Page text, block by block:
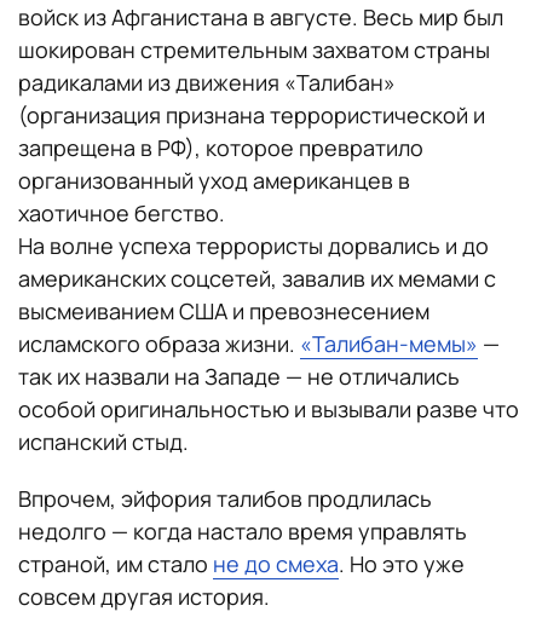
войск из Афганистана в августе. Весь мир был
шокирован стремительным захватом страны
радикалами из движения «Талибан»
(организация признана террористической и
запрещена в РФ), которое превратило
организованный уход американцев в
хаотичное бегство.
На волне успеха террористы дорвались и до
американских соцсетей, завалив их мемами с
высмеиванием США и превознесением
исламского образа жизни. «Талибан-мемы» —
так их назвали на Западе — не отличались
особой оригинальностью и вызывали разве что
испанский стыд.
Впрочем, эйфория талибов продлилась
недолго — когда настало время управлять
страной, им стало не до смеха. Но это уже
совсем другая история.